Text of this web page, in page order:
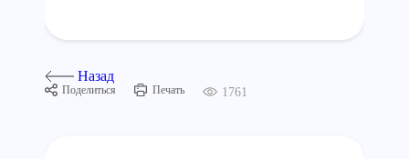
Назад
Поделиться Печать 1761